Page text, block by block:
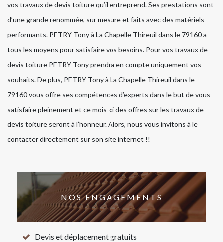
vos travaux de devis toiture qu’il entreprend. Ses prestations sont
d’une grande renommée, sur mesure et faits avec des matériels
performants. PETRY Tony à La Chapelle Thireuil dans le 79160 a
tous les moyens pour satisfaire vos besoins. Pour vos travaux de
devis toiture PETRY Tony prendra en compte uniquement vos
souhaits. De plus, PETRY Tony à La Chapelle Thireuil dans le
79160 vous offre ses compétences d’experts dans le but de vous
satisfaire pleinement et ce mois-ci des offres sur les travaux de
devis toiture seront à l’honneur. Alors, nous vous invitons à le
contacter directement sur son site internet !!
NOS ENGAGEMENTS
Devis et déplacement gratuits